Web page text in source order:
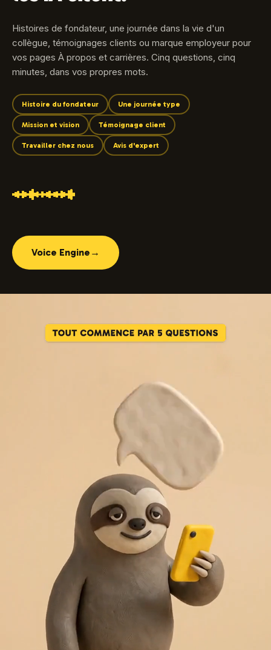
Histoires de fondateur, une journée dans la vie d'un
collègue, témoignages clients ou marque employeur pour
vos pages À propos et carrières. Cinq questions, cinq
minutes, dans vos propres mots.
Histoire du fondateur Une journée type
Mission et vision Témoignage client
Travailler chez nous Avis d'expert
Voice Engine →